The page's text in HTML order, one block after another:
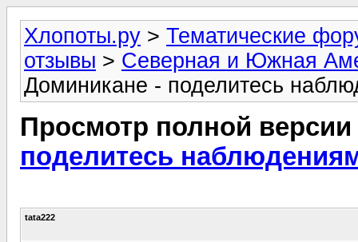
Хлопоты.ру > Тематические
отзывы > Северная и Южная
Доминикане - поделитесь
Просмотр полной
поделитесь
tata222